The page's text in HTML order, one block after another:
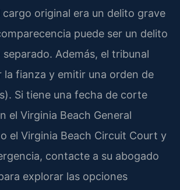
cargo original era un delito grave
puede ser un delito
Además, el tribunal
la fianza y emitir una orden de
Si tiene una fecha de corte
el Virginia Beach General
el Virginia Beach Circuit Court y
contacte a su abogado
explorar las opciones